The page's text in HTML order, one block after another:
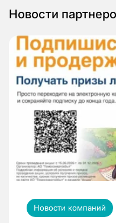
Новости
Новости компаний